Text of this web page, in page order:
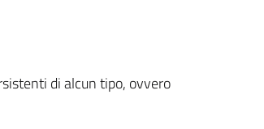
di alcun tipo, ovvero